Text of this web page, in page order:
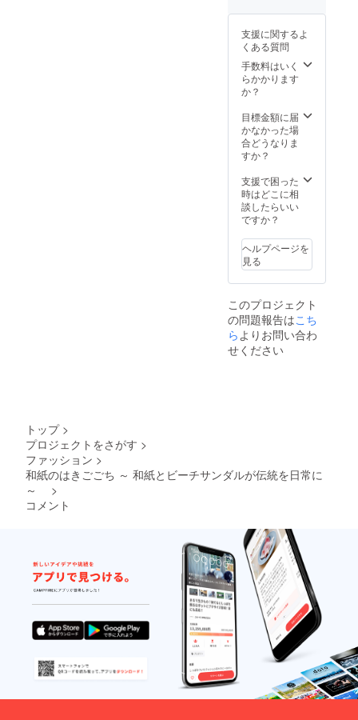
のカ
ラーか
らお好
きな鼻
緒を1つ
お選び
ビブラ
ムソー
ルをブ
ラウン
の2色か
ら1つお
選びく
ださ
い。 ※
は、７
月中旬
より順
次発送
させて
いただ
きま
で、若
干お時
ざいま
す。 何
卒ご理
解のほ
ど宜し
くお願
いいた
しま
す。 ※
表面の
ソール
は草木
染のた
め、経
スミ・
カキシ
ブ・ア
カネの
中から1
つお選
③12色
のカ
ラーか
緒を1つ
お選び
くださ
い。 ④
ムソー
ラッ
ク・ブ
ラウン
の2色か
ら1つお
選びく
ださ
す。 国
りで製
造して
おりま
すの
で、若
干お時
間がか
かるこ
とがご
ざいま
す。 何
卒ご理
解のほ
ど宜し
ます。
・
シュー
ズ袋付
きでお
届けい
お好き
な色の
鼻緒を
けま
す。 ・
サイズ
はお選
だけま
①23㎝
～28㎝
イズの
中から
１つお
選びく
１つお
③12色
のカ
ラーか
らお好
きな鼻
緒を１
つお選
びくだ
さい。
④ビブ
ラム
ソール
はベー
ジュの
「炭」
が使わ
れてい
ます。
・製品
は国内
にて製
造して
おりま
７月中
旬以降
順次発
送して
ます。
シュー
ズ袋付
届けい
たしま
す。 ・
職人イ
チオシ
れお選
柿渋タ
イプの
サンダ
ルのビ
ブラム
ソール
はブラ
ウンと
なって
ます。
・炭タ
イプの
サンダ
ルのビ
きてい
・和紙
は国産
の岐阜
県／美
濃和紙
してま
す。 ・
染色
は、日
から抗
菌する
際に使
われて
「柿
渋」
「炭」
「茜」
れてい
ます。
・製品
は国内
サンダ
順次発
送して
シュー
ズ袋付
きでお
届けい
たしま
す。 ・
鼻緒・
ソー
ル・ア
ウト
ソール
をお選
びいた
だき自
支援に関するよ
くある質問
手数料はいく
らかかります
か？
目標金額に届
かなかった場
合どうなりま
すか？
支援で困った
時はどこに相
談したらいい
ですか？
ヘルプページを
見る
このプロジェクト
の問題報告はこち
ら よりお問い合わ
せください
トップ >
プロジェクトをさがす >
ファッション >
和紙のはきごごち ～ 和紙とビーチサンダルが伝統を日常に
～
>
コメント